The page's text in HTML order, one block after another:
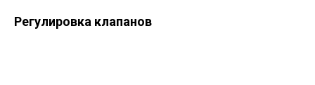
Регулировка клапанов